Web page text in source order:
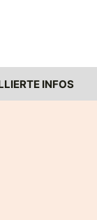
INFOS